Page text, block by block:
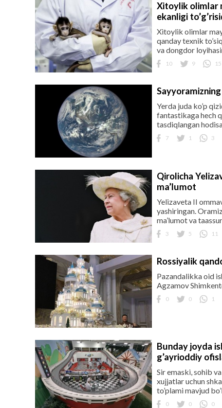
Xitoylik olimlar
ekanligi
Xitoylik olimlar
qanday texnik
va dongdor
10 9 15
Yerda juda ko’p
fantastikaga hech
tasdiqlangan
7 1 3
Qirolicha
ma’lumot
Yelizaveta II
yashiringan.
ma’lumot va
3 5 11
Rossiyalik
Pazandalikka oid
Agzamov
0 0 1
Bunday joyda
g’ayrioddiy
Sir emaski, sohib
xujjatlar uchun
to’plami mavjud
0 0 0